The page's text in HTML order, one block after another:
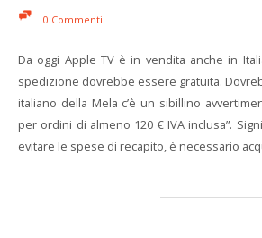
0 Commenti
Da oggi Apple TV è in vendita anche in
spedizione dovrebbe essere gratuita.
italiano della Mela c’è un sibillino
per ordini di almeno 120 € IVA inclusa”.
evitare le spese di recapito, è necessario